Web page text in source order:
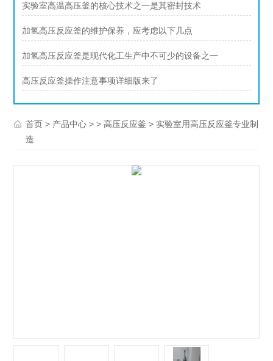
实验室高温高压釜的核心技术之一是其密封技术
加氢高压反应釜的维护保养，应考虑以下几点
加氢高压反应釜是现代化工生产中不可少的设备之一
高压反应釜操作注意事项详细版来了
首页 > 产品中心 > >高压反应釜 > 实验室用高压反应釜专业制
造